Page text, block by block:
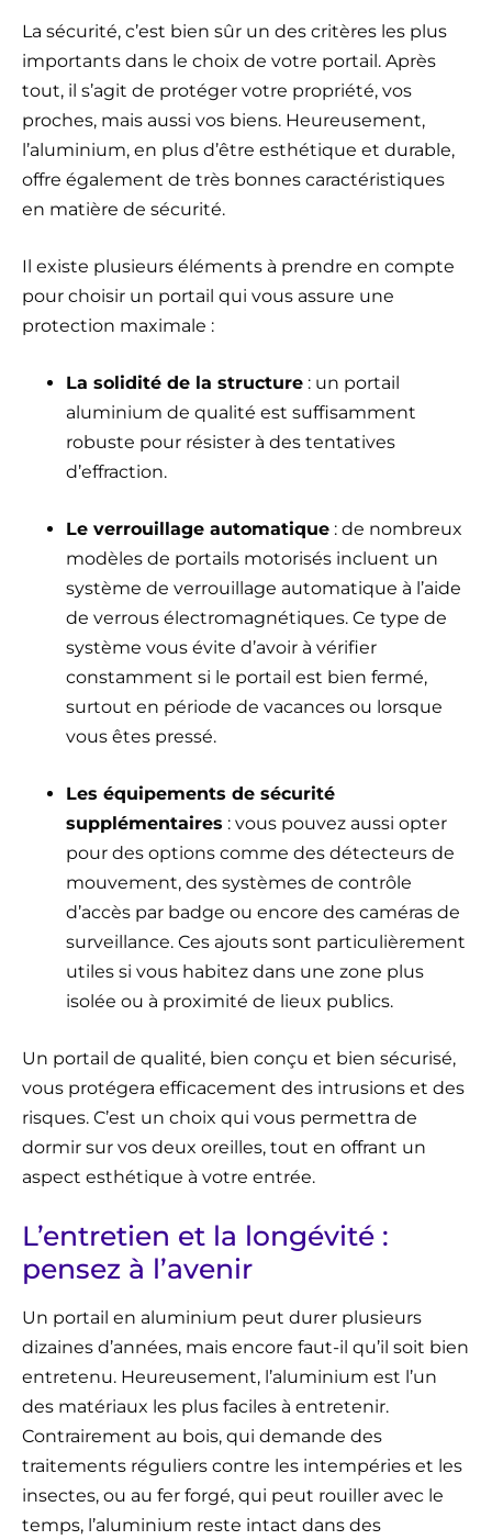
La sécurité, c’est bien sûr un des critères les plus
importants dans le choix de votre portail. Après
tout, il s’agit de protéger votre propriété, vos
proches, mais aussi vos biens. Heureusement,
l’aluminium, en plus d’être esthétique et durable,
offre également de très bonnes caractéristiques
en matière de sécurité.
Il existe plusieurs éléments à prendre en compte
pour choisir un portail qui vous assure une
protection maximale :
La solidité de la structure : un portail
aluminium de qualité est suffisamment
robuste pour résister à des tentatives
d’effraction.
Le verrouillage automatique : de nombreux
modèles de portails motorisés incluent un
système de verrouillage automatique à l’aide
de verrous électromagnétiques. Ce type de
système vous évite d’avoir à vérifier
constamment si le portail est bien fermé,
surtout en période de vacances ou lorsque
vous êtes pressé.
Les équipements de sécurité
supplémentaires : vous pouvez aussi opter
pour des options comme des détecteurs de
mouvement, des systèmes de contrôle
d’accès par badge ou encore des caméras de
surveillance. Ces ajouts sont particulièrement
utiles si vous habitez dans une zone plus
isolée ou à proximité de lieux publics.
Un portail de qualité, bien conçu et bien sécurisé,
vous protégera efficacement des intrusions et des
risques. C’est un choix qui vous permettra de
dormir sur vos deux oreilles, tout en offrant un
aspect esthétique à votre entrée.
L’entretien et la longévité :
pensez à l’avenir
Un portail en aluminium peut durer plusieurs
dizaines d’années, mais encore faut-il qu’il soit bien
entretenu. Heureusement, l’aluminium est l’un
des matériaux les plus faciles à entretenir.
Contrairement au bois, qui demande des
traitements réguliers contre les intempéries et les
insectes, ou au fer forgé, qui peut rouiller avec le
temps, l’aluminium reste intact dans des